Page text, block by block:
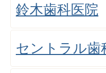
鈴木歯科医院
セントラル歯